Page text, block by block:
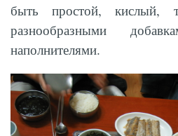
быть простой, кислый,
разнообразными
наполнителями.